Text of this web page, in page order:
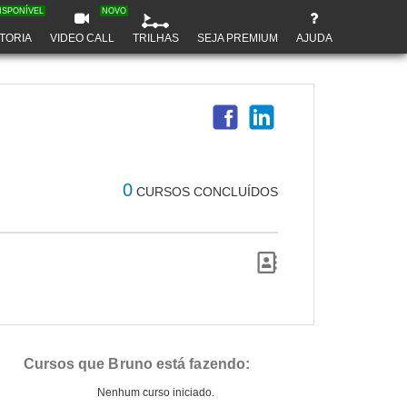
VIDEO CALL
NOVO
TRILHAS SEJA PREMIUM AJUDA
0 CURSOS CONCLUÍDOS
Cursos que Bruno está fazendo:
Nenhum curso iniciado.